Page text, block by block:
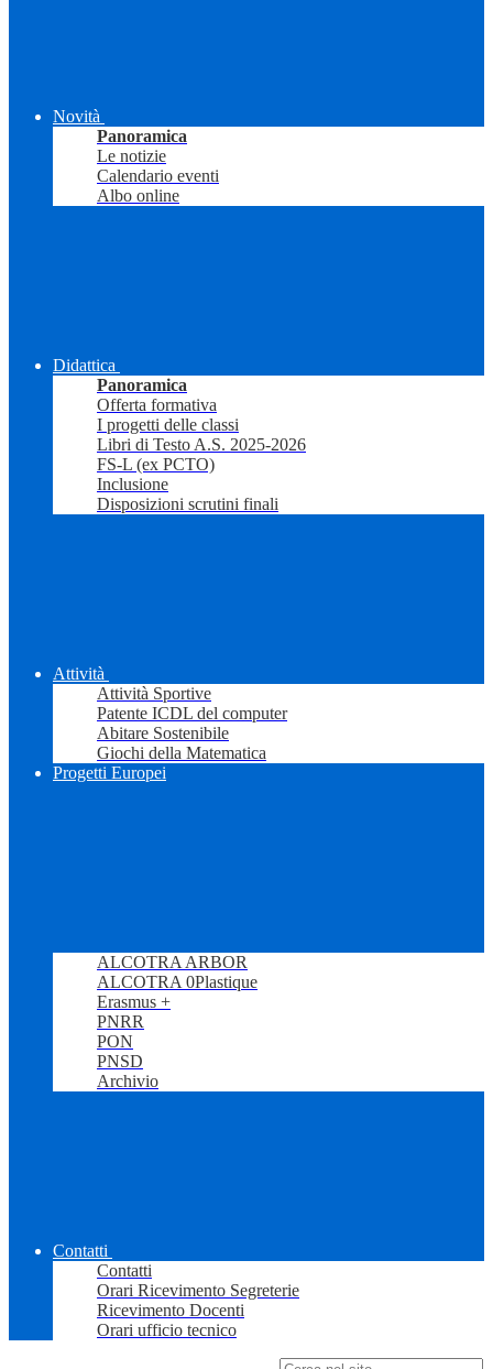
Novità
Panoramica
Le notizie
Calendario eventi
Albo online
Didattica
Panoramica
Offerta formativa
I progetti delle classi
Libri di Testo A.S. 2025-2026
FS-L (ex PCTO)
Inclusione
Disposizioni scrutini finali
Attività
Attività Sportive
Patente ICDL del computer
Abitare Sostenibile
Giochi della Matematica
Progetti Europei
ALCOTRA ARBOR
ALCOTRA 0Plastique
Erasmus +
PNRR
PON
PNSD
Archivio
Contatti
Contatti
Orari Ricevimento Segreterie
Ricevimento Docenti
Orari ufficio tecnico